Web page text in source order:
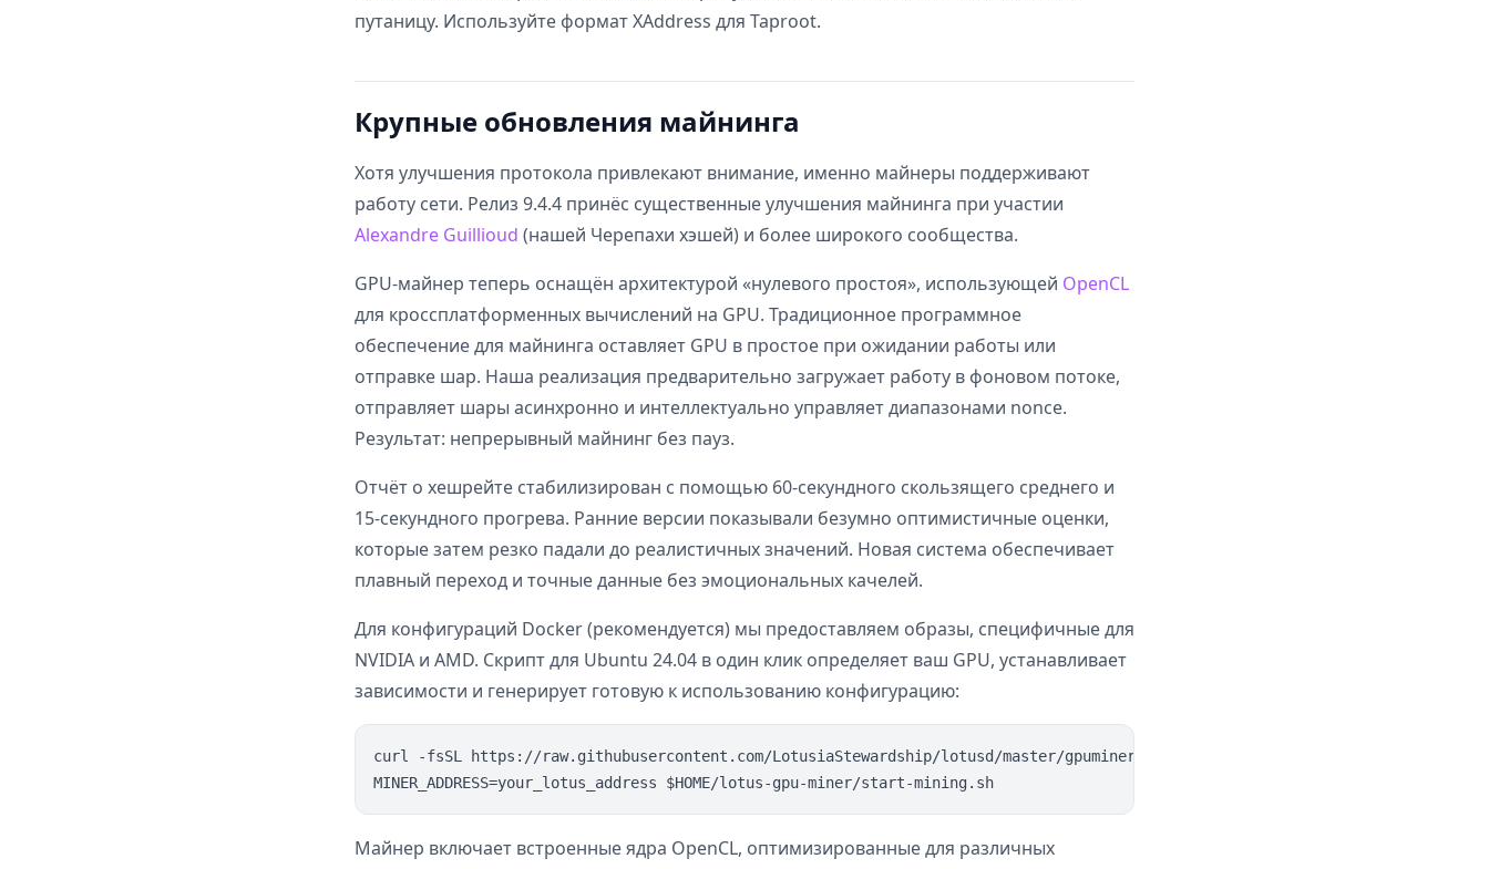
путаницу. Используйте формат XAddress для Taproot.
Крупные обновления майнинга
Хотя улучшения протокола привлекают внимание, именно майнеры поддерживают
работу сети. Релиз 9.4.4 принёс существенные улучшения майнинга при участии
Alexandre Guillioud (нашей Черепахи хэшей) и более широкого сообщества.
GPU-майнер теперь оснащён архитектурой «нулевого простоя», использующей OpenCL
для кроссплатформенных вычислений на GPU. Традиционное программное
обеспечение для майнинга оставляет GPU в простое при ожидании работы или
отправке шар. Наша реализация предварительно загружает работу в фоновом потоке,
отправляет шары асинхронно и интеллектуально управляет диапазонами nonce.
Результат: непрерывный майнинг без пауз.
Отчёт о хешрейте стабилизирован с помощью 60-секундного скользящего среднего и
15-секундного прогрева. Ранние версии показывали безумно оптимистичные оценки,
которые затем резко падали до реалистичных значений. Новая система обеспечивает
плавный переход и точные данные без эмоциональных качелей.
Для конфигураций Docker (рекомендуется) мы предоставляем образы, специфичные для
NVIDIA и AMD. Скрипт для Ubuntu 24.04 в один клик определяет ваш GPU, устанавливает
зависимости и генерирует готовую к использованию конфигурацию:
curl -fsSL https://raw.githubusercontent.com/LotusiaStewardship/lotusd/master/gpuminer/oneclick-gpu-mining-setup.sh | sudo
Майнер включает встроенные ядра OpenCL, оптимизированные для различных